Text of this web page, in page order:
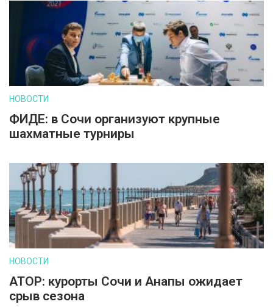
НОВОСТИ
ФИДЕ: в Сочи организуют крупные
шахматные турниры
НОВОСТИ
АТОР: курорты Сочи и Анапы ожидает
срыв сезона